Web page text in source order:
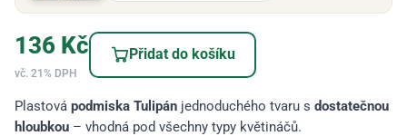
136 Kč
vč. 21% DPH
Přidat do košíku
Plastová podmiska Tulipán jednoduchého tvaru s dostatečnou
hloubkou – vhodná pod všechny typy květináčů.